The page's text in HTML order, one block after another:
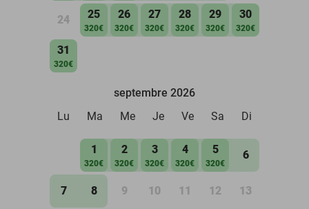
24 25
320€
26
320€
27
320€
28
320€
29
320€
30
320€
31
320€
septembre 2026
Lu
Ma Me Je Ve Sa Di
1
320€
2
320€
3
320€
4
320€
5
320€
6
7 8 9 10 11 12 13